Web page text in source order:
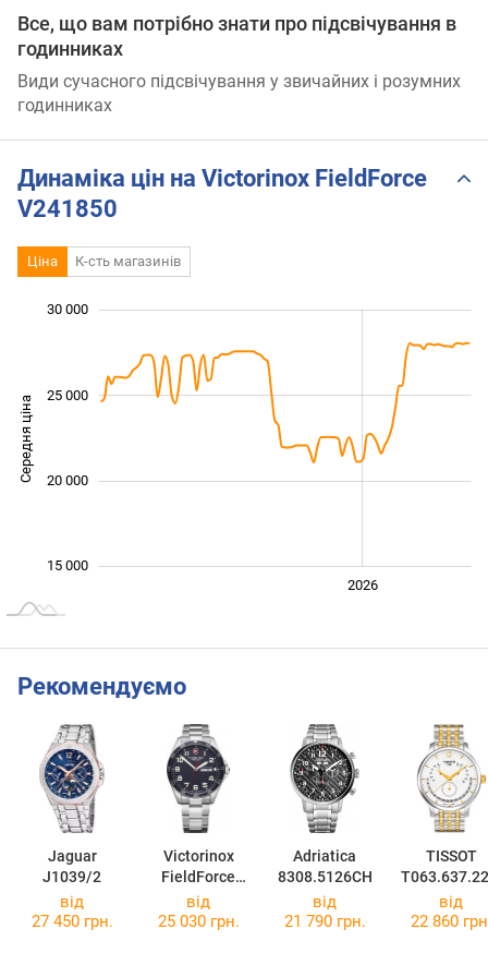
Все, що вам потрібно знати про підсвічування в
годинниках
Види сучасного підсвічування у звичайних і розумних
годинниках
Динаміка цін на Victorinox FieldForce
V241850
Ціна К-сть магазинів
Середня ціна 20 000
30 000
25 000
15 000
2026
Рекомендуємо
Jaguar
J1039/2
Victorinox
FieldForce
V241851
Adriatica
8308.5126CH
TISSOT
37.00
від
27 450 грн.
від
25 030 грн.
від
21 790 грн.
від
22 860